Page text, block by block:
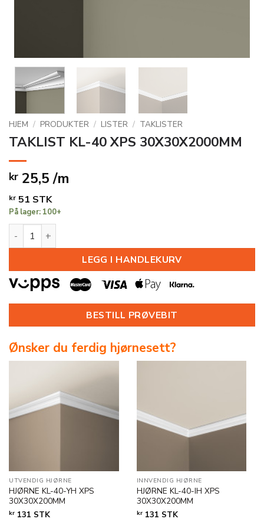
HJEM / PRODUKTER / LISTER / TAKLISTER
TAKLIST KL-40 XPS 30X30X2000MM
kr 25,5 /m
kr 51 STK
På lager: 100+
TAKLIST KL-40 XPS 30X30X2000MM antall
LEGG I HANDLEKURV
BESTILL PRØVEBIT
Ønsker du ferdig hjørnesett?
UTVENDIG HJØRNE
HJØRNE KL-40-YH XPS
30X30X200MM
kr 131 STK
INNVENDIG HJØRNE
HJØRNE KL-40-IH XPS
30X30X200MM
kr131 STK